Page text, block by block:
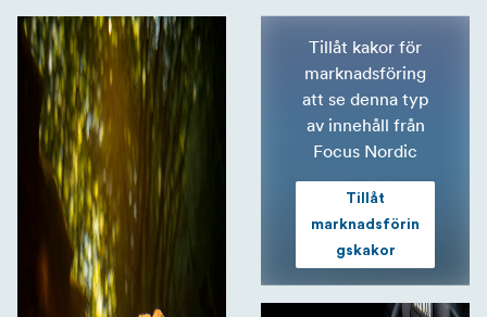
Tillåt kakor för
marknadsföring
att se denna typ
av innehåll från
Focus Nordic
Tillåt
marknadsförin
gskakor